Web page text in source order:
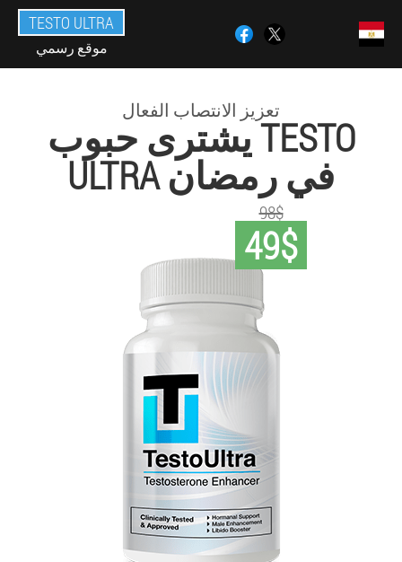
TESTO ULTRA
موقع رسمي
تعزيز الانتصاب الفعال
يشترى حبوب TESTO
ULTRA في رمضان
49$
98$